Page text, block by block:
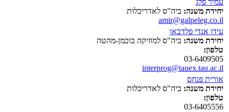
עמיר פלג
יחידת משנה: ביה"ס לאדריכלות
amir@galpeleg.co.il
עידו אנדי פלדבאו
יחידת משנה: ביה"ס למוזיקה בוכמן-מהטה
טלפון:
03-6409505
interprog@tauex.tau.ac.il
אורית פנחס
יחידת משנה: ביה"ס לאדריכלות
טלפון:
03-6405556